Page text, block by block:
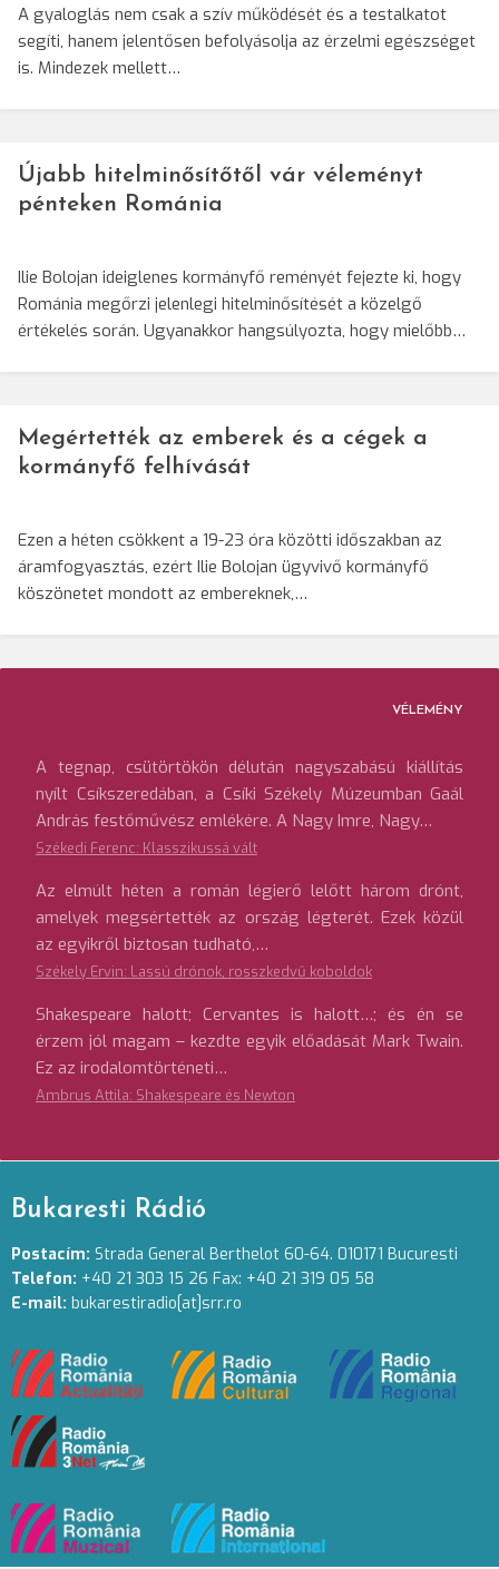
A gyaloglás nem csak a szív működését és a testalkatot
segíti, hanem jelentősen befolyásolja az érzelmi egészséget
is. Mindezek mellett…
Újabb hitelminősítőtől vár véleményt
pénteken Románia
Ilie Bolojan ideiglenes kormányfő reményét fejezte ki, hogy
Románia megőrzi jelenlegi hitelminősítését a közelgő
értékelés során. Ugyanakkor hangsúlyozta, hogy mielőbb…
Megértették az emberek és a cégek a
kormányfő felhívását
Ezen a héten csökkent a 19-23 óra közötti időszakban az
áramfogyasztás, ezért Ilie Bolojan ügyvivő kormányfő
köszönetet mondott az embereknek,…
VÉLEMÉNY
A tegnap, csütörtökön délután nagyszabású kiállítás
nyílt Csíkszeredában, a Csíki Székely Múzeumban Gaál
András festőművész emlékére. A Nagy Imre, Nagy…
Székedi Ferenc: Klasszikussá vált
Az elmúlt héten a román légierő lelőtt három drónt,
amelyek megsértették az ország légterét. Ezek közül
az egyikről biztosan tudható,…
Székely Ervin: Lassú drónok, rosszkedvű koboldok
Shakespeare halott; Cervantes is halott…; és én se
érzem jól magam – kezdte egyik előadását Mark Twain.
Ez az irodalomtörténeti…
Ambrus Attila: Shakespeare és Newton
Bukaresti Rádió
Postacím: Strada General Berthelot 60-64. 010171 Bucuresti
Telefon: +40 21 303 15 26 Fax: +40 21 319 05 58
E-mail: bukarestiradio[at]srr.ro